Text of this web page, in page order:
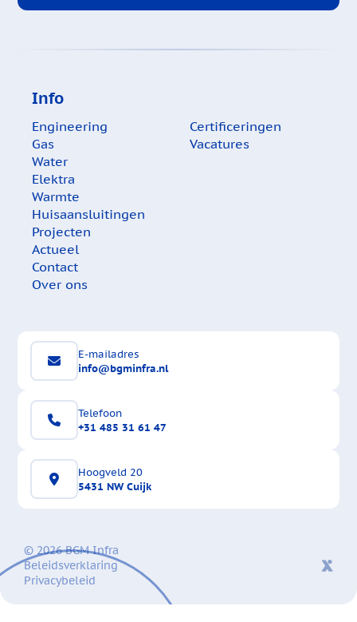
Info
Engineering
Gas
Water
Elektra
Warmte
Huisaansluitingen
Projecten
Actueel
Contact
Over ons
Certificeringen
Vacatures
E-mailadres
info@bgminfra.nl
Telefoon
+31 485 31 61 47
Hoogveld 20
5431 NW Cuijk
© 2026 BGM Infra
Beleidsverklaring
Privacybeleid